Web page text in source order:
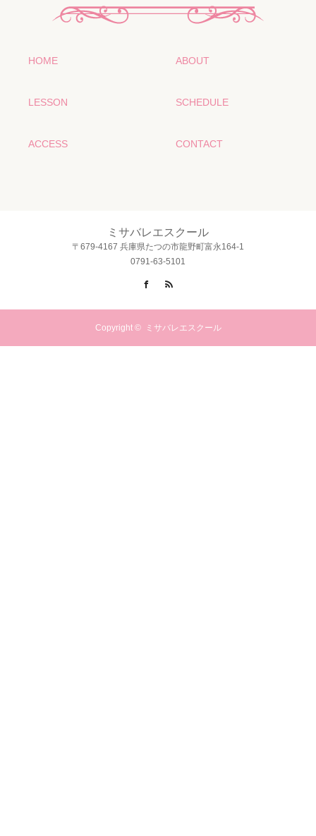
HOME ABOUT
LESSON SCHEDULE
ACCESS CONTACT
ミサバレエスクール
〒679-4167 兵庫県たつの市龍野町富永164-1
0791-63-5101
Facebook
Copyright © ミサバレエスクール